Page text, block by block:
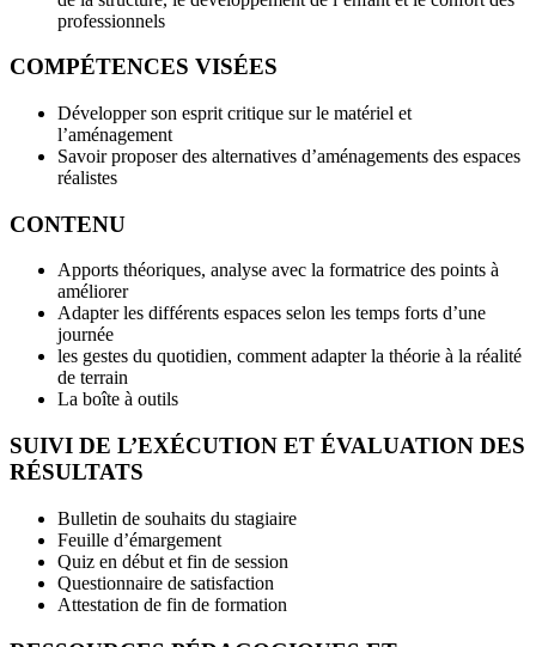
professionnels
COMPÉTENCES VISÉES
Développer son esprit critique sur le matériel et
l’aménagement
Savoir proposer des alternatives d’aménagements des espaces
réalistes
CONTENU
Apports théoriques, analyse avec la formatrice des points à
améliorer
Adapter les différents espaces selon les temps forts d’une
journée
les gestes du quotidien, comment adapter la théorie à la réalité
de terrain
La boîte à outils
SUIVI DE L’EXÉCUTION ET ÉVALUATION DES
RÉSULTATS
Bulletin de souhaits du stagiaire
Feuille d’émargement
Quiz en début et fin de session
Questionnaire de satisfaction
Attestation de fin de formation